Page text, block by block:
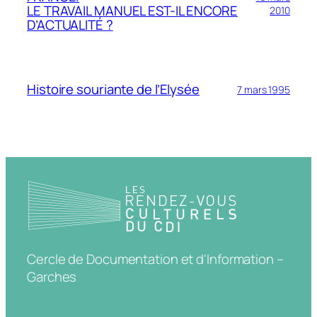
LE TRAVAIL MANUEL EST-IL ENCORE
D’ACTUALITÉ ?
2010
Histoire souriante de l’Elysée 7 mars 1995
Cercle de Documentation et d'Information –
Garches